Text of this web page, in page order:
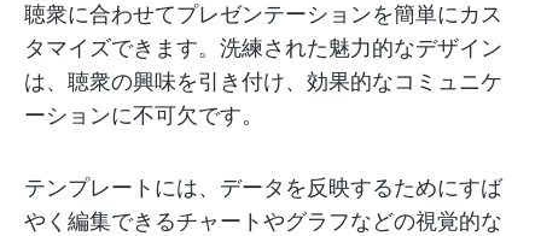
聴衆に合わせてプレゼンテーションを簡単にカス
タマイズできます。洗練された魅力的なデザイン
は、聴衆の興味を引き付け、効果的なコミュニケ
ーションに不可欠です。
テンプレートには、データを反映するためにすば
やく編集できるチャートやグラフなどの視覚的な